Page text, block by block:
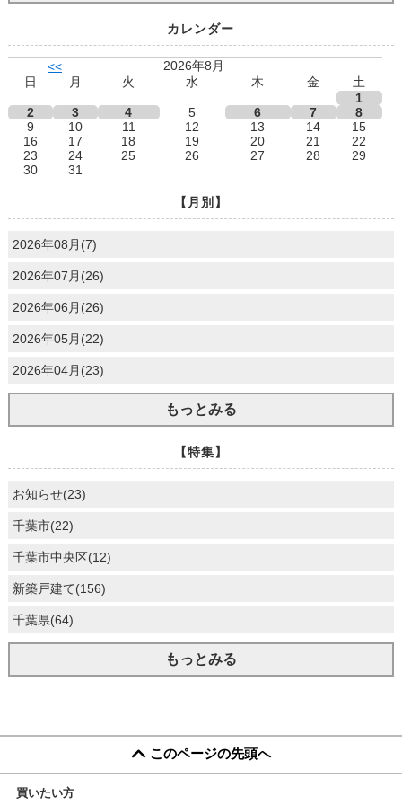
カレンダー
<<
2026年8月
日
月 火 水 木 金
土
1
2
3 4 5 6 7
8
9
10 11 12 13 14
15
16
17 18 19 20 21
22
23
24 25 26 27 28
29
30
31
【月別】
2026年08月(7)
2026年07月(26)
2026年06月(26)
2026年05月(22)
2026年04月(23)
もっとみる
【特集】
お知らせ(23)
千葉市(22)
千葉市中央区(12)
新築戸建て(156)
千葉県(64)
もっとみる
このページの先頭へ
買いたい方